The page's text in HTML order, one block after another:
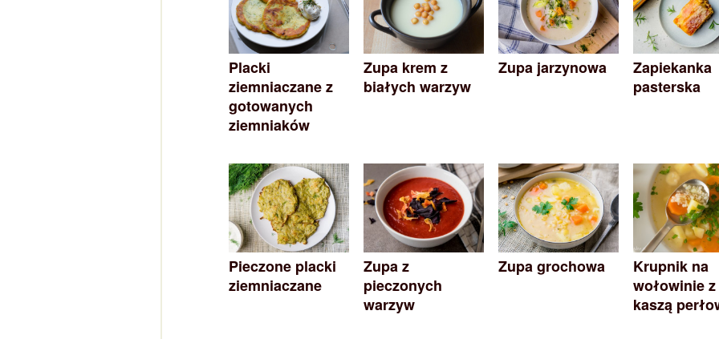
Placki
ziemniaczane z
gotowanych
ziemniaków
Zupa krem z
białych warzyw
Zupa jarzynowa
Zapiekanka
pasterska
Pieczone placki
ziemniaczane
Zupa z
pieczonych
warzyw
Zupa grochowa
Krupnik na
wołowinie z
kaszą